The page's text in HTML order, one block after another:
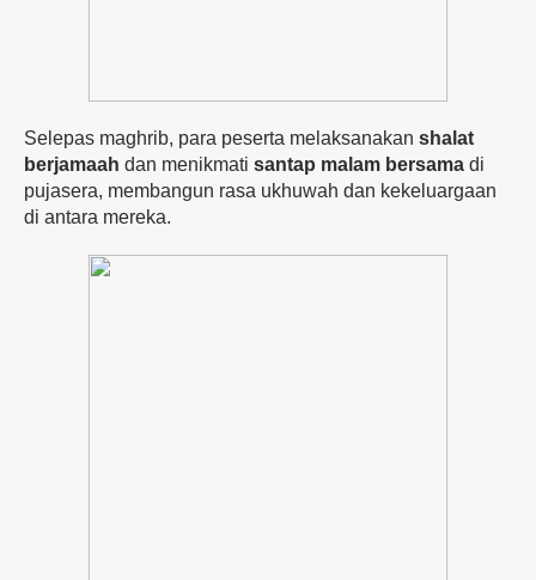
Selepas maghrib, para peserta melaksanakan shalat
berjamaah dan menikmati santap malam bersama di
pujasera, membangun rasa ukhuwah dan kekeluargaan
di antara mereka.